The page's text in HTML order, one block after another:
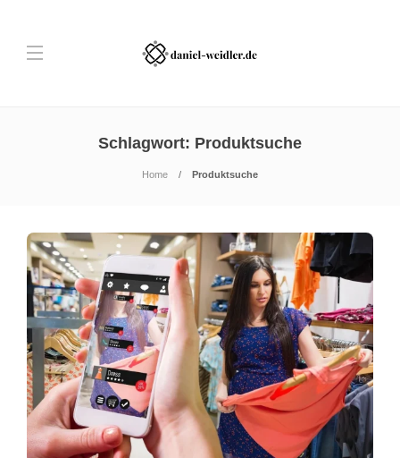
Schlagwort: Produktsuche
Home Produktsuche